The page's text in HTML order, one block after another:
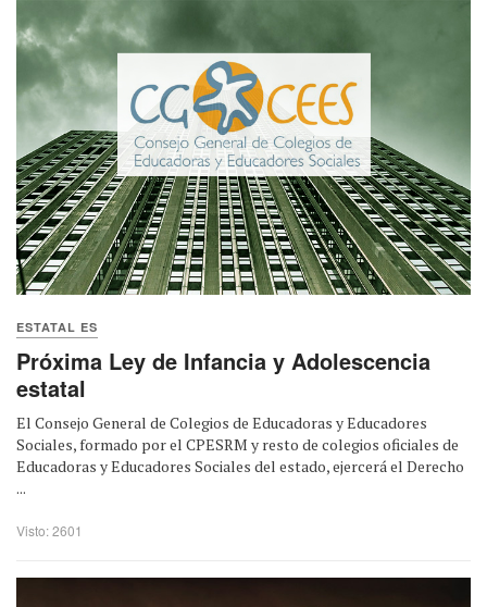
ESTATAL ES
Próxima Ley de Infancia y Adolescencia
estatal
El Consejo General de Colegios de Educadoras y Educadores
Sociales, formado por el CPESRM y resto de colegios oficiales de
Educadoras y Educadores Sociales del estado, ejercerá el Derecho
...
Visto: 2601